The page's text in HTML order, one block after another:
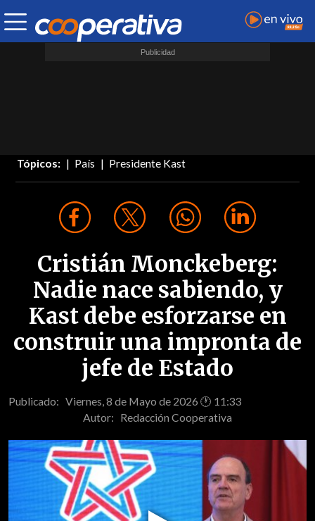
Tópicos: País Presidente Kast
Cristián Monckeberg:
Nadie nace sabiendo, y
Kast debe esforzarse en
construir una impronta de
jefe de Estado
Publicado: Viernes, 8 de Mayo de 2026 🕐 11:33
Autor: Redacción Cooperativa